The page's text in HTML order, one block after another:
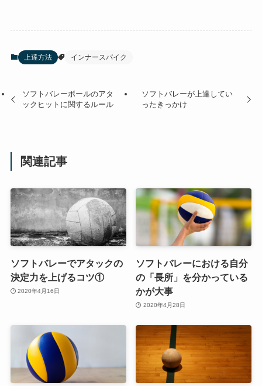
上達方法 インナースパイク
ソフトバレーボールのアタ
ックヒットに関するルール
ソフトバレーが上達してい
ったきっかけ
関連記事
ソフトバレーでアタックの
決定力を上げるコツ①
2020年4月16日
ソフトバレーにおける自分
の「長所」を分かっている
かが大事
2020年4月28日